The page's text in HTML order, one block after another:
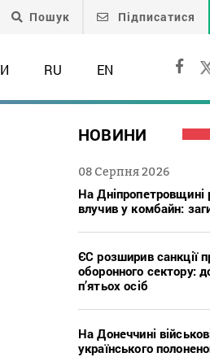
Пошук Підписатися
RU EN
НОВИНИ
08 Серпня 2026
На Дніпропетровщині
влучив у комбайн:
ЄС розширив санкції
оборонного сектору:
п’ятьох осіб
На Донеччині
українського